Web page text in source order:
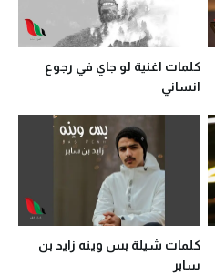
كلمات اغنية لو جاي في رجوع
انساني
كلمات شيلة بس وينه زايد بن
سابر